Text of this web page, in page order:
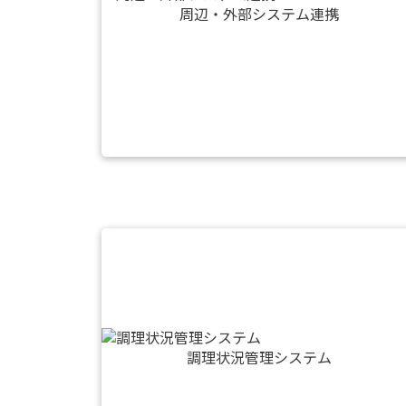
周辺・外部システム連携
調理状況管理システム